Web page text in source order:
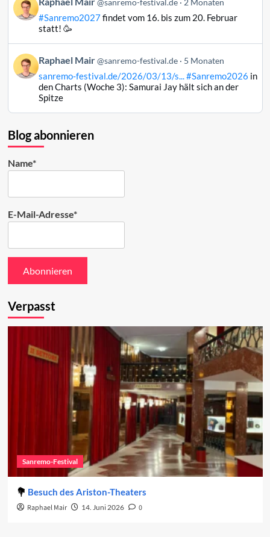
ansehen
von
Raphael
Bluesky
ansehen
@sanremo-festival.de 2 Monaten
#Sanremo2027findet vom 16. bis zum 20. Februar
statt! 🥳
Beitrag
von
Raphael
ansehen
Raphael Mair @sanremo-festival.de 5 Monaten
sanremo-festival.de/2026/03/13/s...#Sanremo2026 in
den Charts (Woche 3): Samurai Jay hält sich an der
Spitze
Blog abonnieren
Name*
E-Mail-Adresse*
Verpasst
Sanremo-Festival
Besuch des Ariston-Theaters
Raphael Mair 14. Juni 2026 0